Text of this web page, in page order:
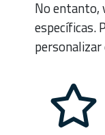
No entanto,
específicas.